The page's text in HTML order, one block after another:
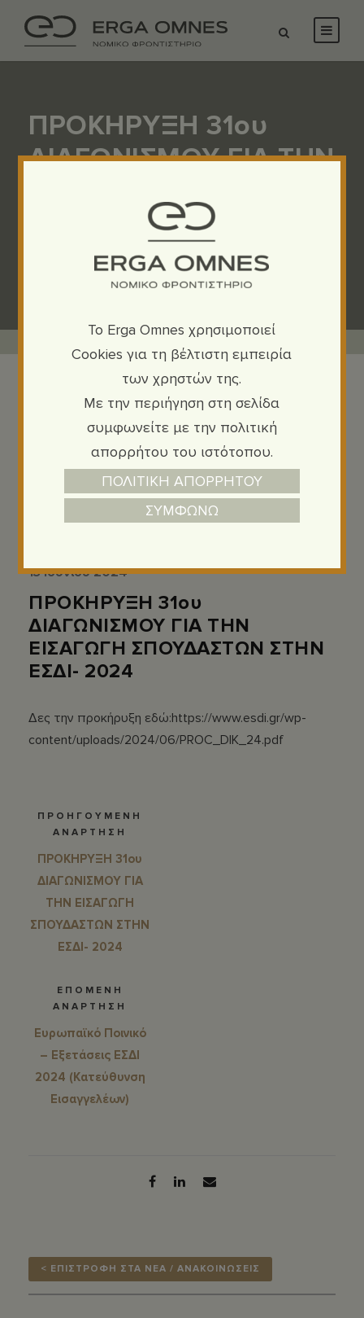
ΠΡΟΚΗΡΥΞΗ 31ου
ΔΙΑΓΩΝΙΣΜΟΥ ΓΙΑ ΤΗΝ
ΣΠΟΥΔΑΣΤΩΝ ΣΤΗΝ
ΕΣΔΙ- 2024
13 Ιουνίου 2024
ΠΡΟΚΗΡΥΞΗ 31ου
ΔΙΑΓΩΝΙΣΜΟΥ ΓΙΑ ΤΗΝ
ΕΙΣΑΓΩΓΗ ΣΠΟΥΔΑΣΤΩΝ ΣΤΗΝ
ΕΣΔΙ- 2024
Δες την προκήρυξη εδώ:https://www.esdi.gr/wp-
content/uploads/2024/06/PROC_DIK_24.pdf
ΠΡΟΗΓΟΥΜΕΝΗ
ΑΝΑΡΤΗΣΗ
ΠΡΟΚΗΡΥΞΗ 31ου
ΔΙΑΓΩΝΙΣΜΟΥ ΓΙΑ
ΤΗΝ ΕΙΣΑΓΩΓΗ
ΣΠΟΥΔΑΣΤΩΝ ΣΤΗΝ
ΕΣΔΙ- 2024
ΕΠΟΜΕΝΗ
ΑΝΑΡΤΗΣΗ
Ευρωπαϊκό Ποινικό
– Εξετάσεις ΕΣΔΙ
2024 (Κατεύθυνση
Εισαγγελέων)
< ΕΠΙΣΤΡΟΦΗ ΣΤΑ ΝΕΑ / ΑΝΑΚΟΙΝΩΣΕΙΣ
To Erga Omnes χρησιμοποιεί
Cookies για τη βέλτιστη εμπειρία
των χρηστών της.
Με την περιήγηση στη σελίδα
συμφωνείτε με την πολιτική
απορρήτου του ιστότοπου.
ΠΟΛΙΤΙΚΗ ΑΠΟΡΡΗΤΟΥ
ΣΥΜΦΩΝΩ